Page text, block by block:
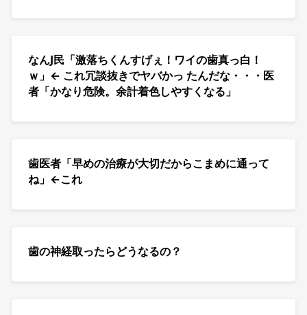
なんJ民「激落ちくんすげぇ！ワイの歯真っ白！
ｗ」← これ冗談抜きでヤバかっ たんだな・・・医
者「かなり危険。余計着色しやすくなる」
歯医者「早めの治療が大切だからこまめに通って
ね」←これ
歯の神経取ったらどうなるの？